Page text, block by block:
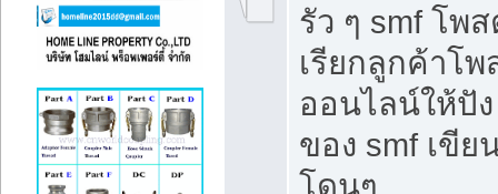
รัว ๆ smf โพ
เรียกลูกค้าโ
ออนไลน์ให้ปั
ของ smf เขี
โดนๆ